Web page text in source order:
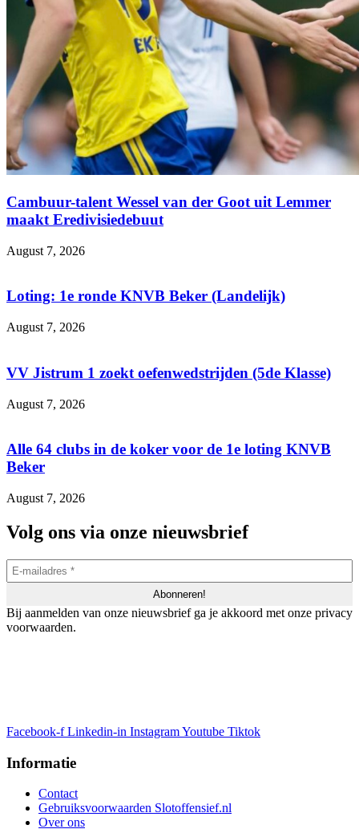
Cambuur-talent Wessel van der Goot uit Lemmer
maakt Eredivisiedebuut
August 7, 2026
Loting: 1e ronde KNVB Beker (Landelijk)
August 7, 2026
VV Jistrum 1 zoekt oefenwedstrijden (5de Klasse)
August 7, 2026
Alle 64 clubs in de koker voor de 1e loting KNVB
Beker
August 7, 2026
Volg ons via onze nieuwsbrief
Bij aanmelden van onze nieuwsbrief ga je akkoord met onze privacy
voorwaarden.
Facebook-f Linkedin-in InstagramYoutube Tiktok
Informatie
Contact
Gebruiksvoorwaarden Slotoffensief.nl
Over ons